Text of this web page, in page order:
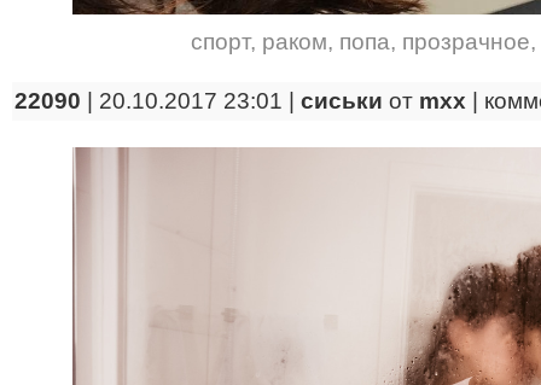
спорт, раком, попа, прозрачное,
22090 | 20.10.2017 23:01 | сиськи от mxx